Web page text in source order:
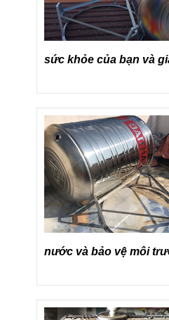
sức khỏe của bạn và
nước và bảo vệ môi